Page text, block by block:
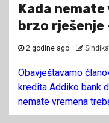
Kada
brzo rješenje
2 godine ago
Obavještavamo
kredita Addiko bank
nemate vremena